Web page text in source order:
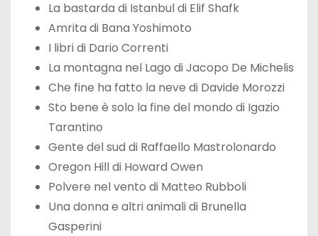
La bastarda di Istanbul di Elif Shafk
Amrita di Bana Yoshimoto
I libri di Dario Correnti
La montagna nel Lago di Jacopo De Michelis
Che fine ha fatto la neve di Davide Morozzi
Sto bene è solo la fine del mondo di Igazio
Tarantino
Gente del sud di Raffaello Mastrolonardo
Oregon Hill di Howard Owen
Polvere nel vento di Matteo Rubboli
Una donna e altri animali di Brunella
Gasperini